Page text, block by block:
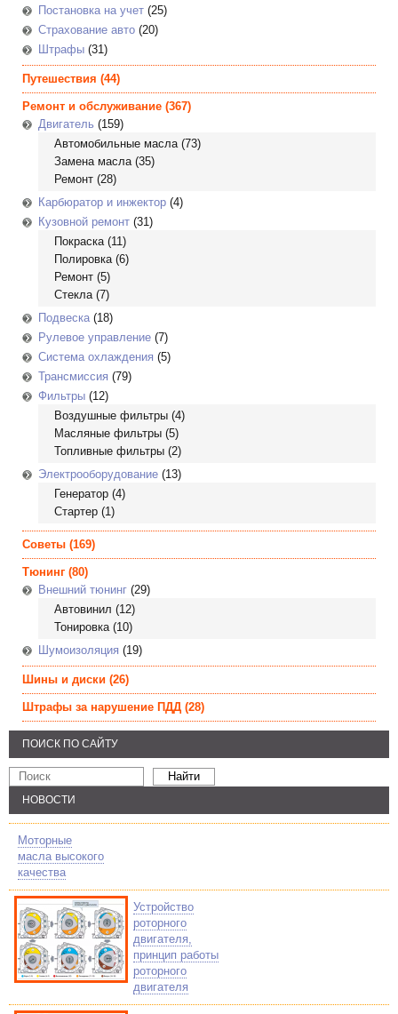
Постановка на учет (25)
Страхование авто (20)
Штрафы (31)
Путешествия (44)
Ремонт и обслуживание (367)
Двигатель (159)
Автомобильные масла(73)
Замена масла(35)
Ремонт (28)
Карбюратор и инжектор (4)
Кузовной ремонт (31)
Покраска(11)
Полировка(6)
Ремонт (5)
Стекла(7)
Подвеска(18)
Рулевое управление (7)
Система охлаждения (5)
Трансмиссия (79)
Фильтры (12)
Воздушные фильтры (4)
Масляные фильтры (5)
Топливные фильтры (2)
Электрооборудование (13)
Генератор (4)
Стартер (1)
Советы (169)
Тюнинг (80)
Внешний тюнинг (29)
Автовинил (12)
Тонировка(10)
Шумоизоляция (19)
Шины и диски (26)
Штрафы за нарушение ПДД (28)
ПОИСК ПО САЙТУ
НОВОСТИ
Моторные
масла высокого
качества
Устройство
роторного
двигателя,
принцип работы
роторного
двигателя